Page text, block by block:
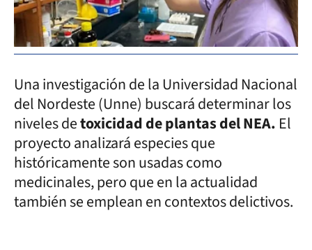
Una investigación de la Universidad Nacional
del Nordeste (Unne) buscará determinar los
niveles detoxicidad de plantas del NEA. El
proyecto analizará especies que
históricamente son usadas como
medicinales, pero que en la actualidad
también se emplean en contextos delictivos.